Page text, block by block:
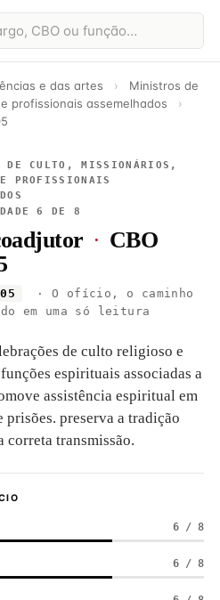
e das artes ›
Ministros de
profissionais assemelhados
›
DE CULTO, MISSIONÁRIOS,
E PROFISSIONAIS
6 DE 8
· CBO
· O ofício, o caminho
em uma só leitura
de culto religioso e
espirituais associadas a
assistência espiritual em
prisões. preserva a tradição
correta transmissão.
6 / 8
6 / 8